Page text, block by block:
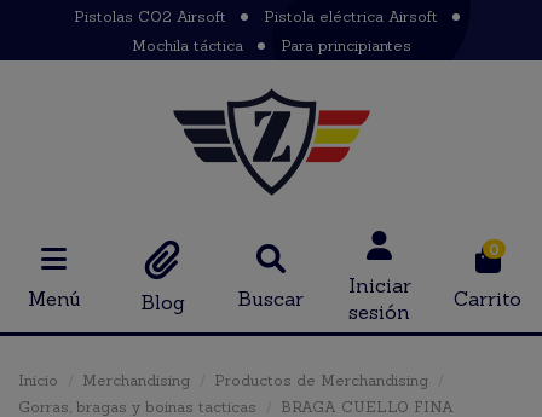
Pistolas CO2 Airsoft
Pistola eléctrica Airsoft
Mochila táctica
Para principiantes
Menú Blog Buscar
Iniciar
sesión
0
Carrito
Inicio Merchandising
Productos de Merchandising
Gorras, bragas y boinas tacticas
BRAGA CUELLO FINA